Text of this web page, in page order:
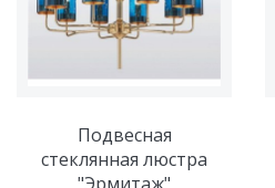
Подвесная
стеклянная люстра